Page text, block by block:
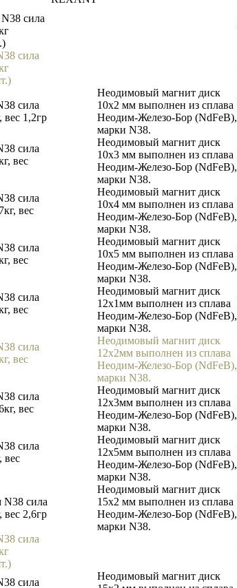
сила
сила
сила
вес 1,2гр
Неодимовый магнит диск
10х2 мм выполнен из сплава
Неодим-Железо-Бор (NdFeB),
марки N38.
сила
вес
Неодимовый магнит диск
10х3 мм выполнен из сплава
Неодим-Железо-Бор (NdFeB),
марки N38.
сила
вес
Неодимовый магнит диск
10х4 мм выполнен из сплава
Неодим-Железо-Бор (NdFeB),
марки N38.
сила
вес
Неодимовый магнит диск
10х5 мм выполнен из сплава
Неодим-Железо-Бор (NdFeB),
марки N38.
сила
вес
Неодимовый магнит диск
12х1мм выполнен из сплава
Неодим-Железо-Бор (NdFeB),
марки N38.
сила
вес
Неодимовый магнит диск
12х2мм выполнен из сплава
Неодим-Железо-Бор (NdFeB),
марки N38.
сила
вес
Неодимовый магнит диск
12х3мм выполнен из сплава
Неодим-Железо-Бор (NdFeB),
марки N38.
сила
вес
Неодимовый магнит диск
12х5мм выполнен из сплава
Неодим-Железо-Бор (NdFeB),
марки N38.
N38 сила
вес 2,6гр
Неодимовый магнит диск
15х2 мм выполнен из сплава
Неодим-Железо-Бор (NdFeB),
марки N38.
сила
сила
Неодимовый магнит диск